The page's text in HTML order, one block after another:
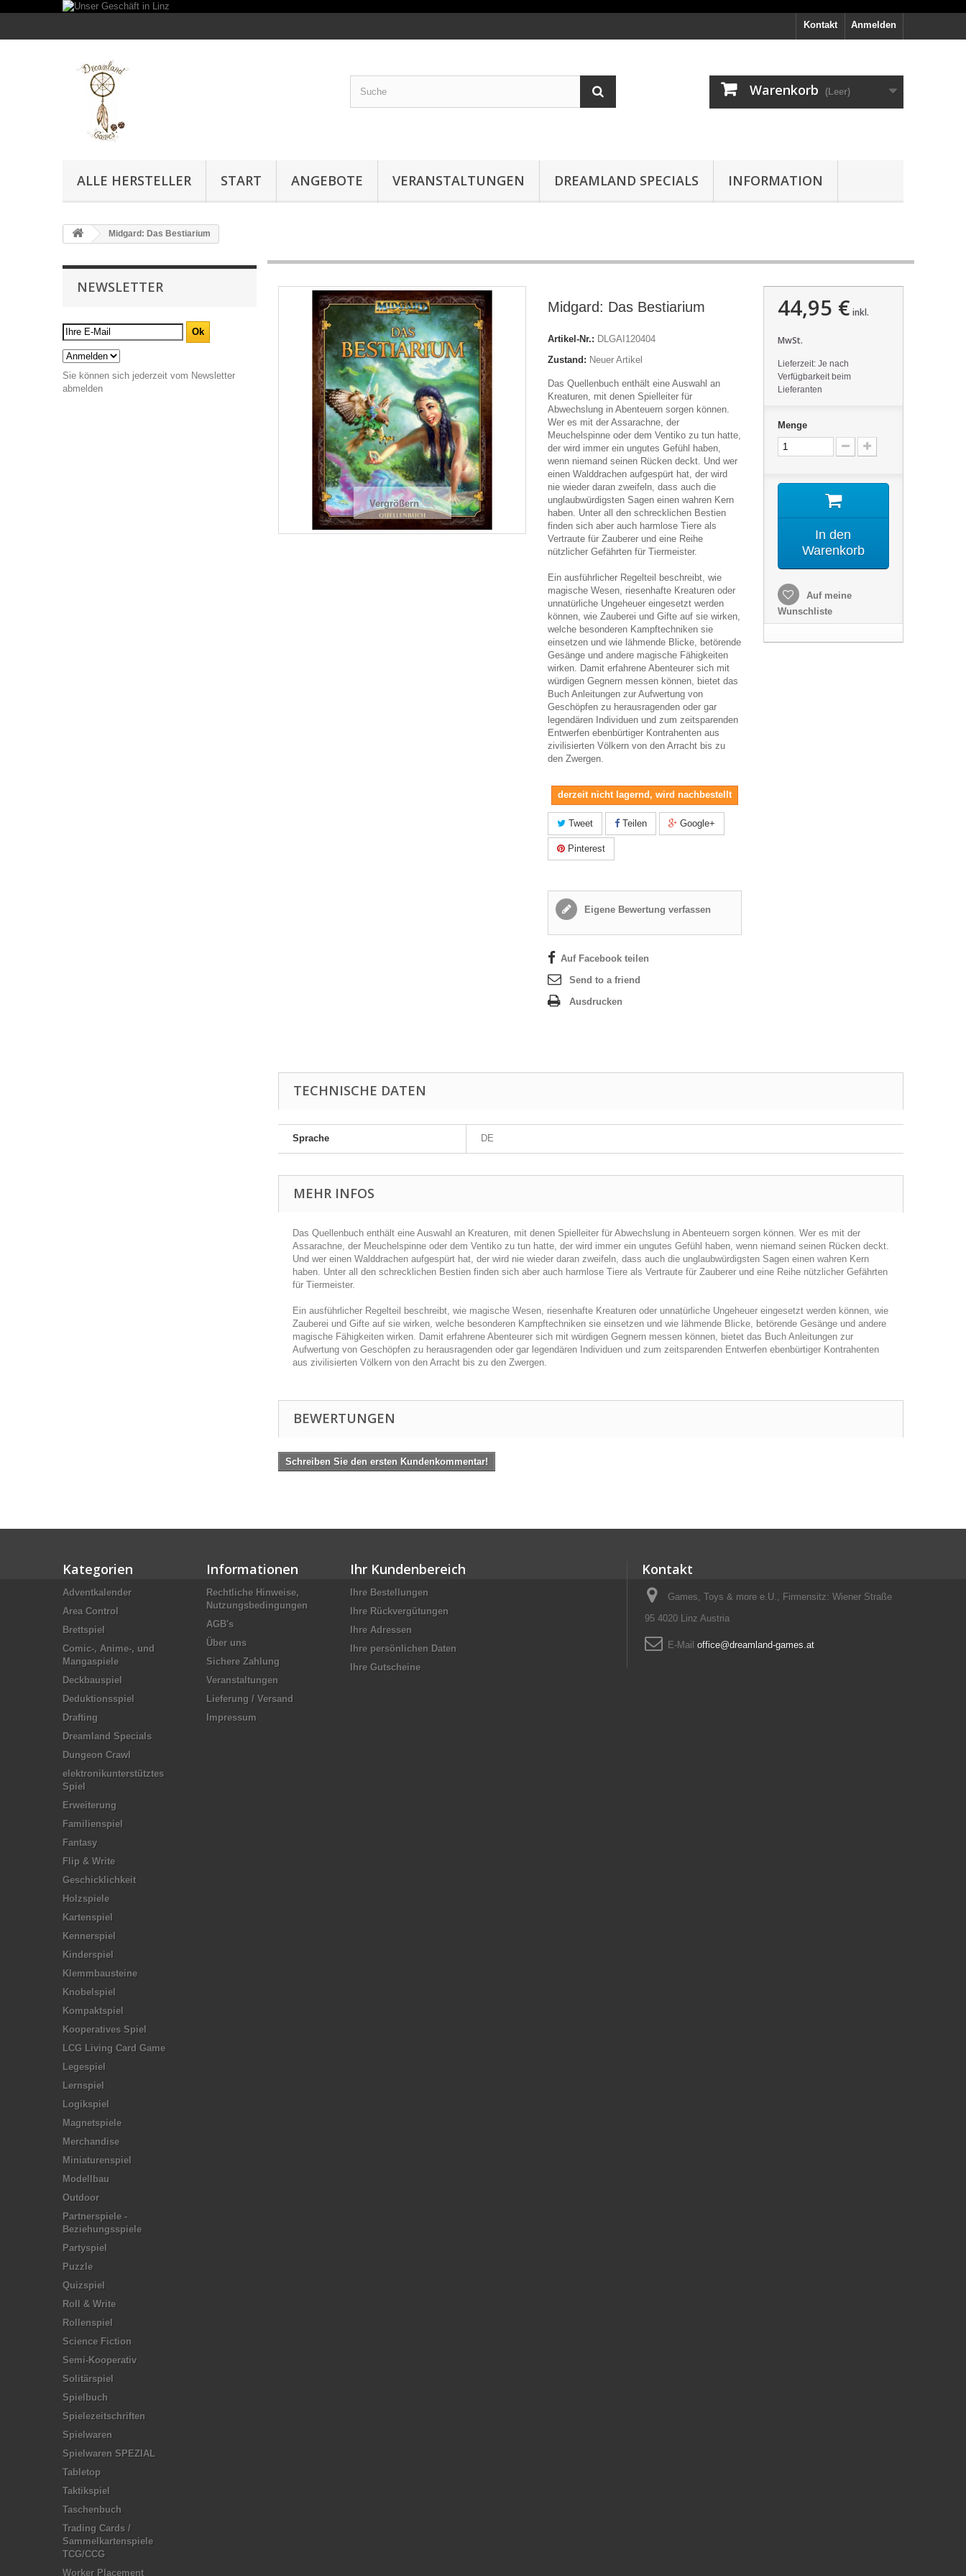
Anmelden
Kontakt
Warenkorb (Leer)
ALLE HERSTELLER START ANGEBOTE VERANSTALTUNGEN DREAMLAND SPECIALS INFORMATION
Midgard: Das Bestiarium
NEWSLETTER
Sie können sich jederzeit vom Newsletter
abmelden
Vergrößern
Midgard: Das Bestiarium
Artikel-Nr.: DLGAI120404
Zustand: Neuer Artikel
Das Quellenbuch enthält eine Auswahl an
Kreaturen, mit denen Spielleiter für
Abwechslung in Abenteuern sorgen können.
Wer es mit der Assarachne, der
Meuchelspinne oder dem Ventiko zu tun hatte,
der wird immer ein ungutes Gefühl haben,
wenn niemand seinen Rücken deckt. Und wer
einen Walddrachen aufgespürt hat, der wird
nie wieder daran zweifeln, dass auch die
unglaubwürdigsten Sagen einen wahren Kern
haben. Unter all den schrecklichen Bestien
finden sich aber auch harmlose Tiere als
Vertraute für Zauberer und eine Reihe
nützlicher Gefährten für Tiermeister.
Ein ausführlicher Regelteil beschreibt, wie
magische Wesen, riesenhafte Kreaturen oder
unnatürliche Ungeheuer eingesetzt werden
können, wie Zauberei und Gifte auf sie wirken,
welche besonderen Kampftechniken sie
einsetzen und wie lähmende Blicke, betörende
Gesänge und andere magische Fähigkeiten
wirken. Damit erfahrene Abenteurer sich mit
würdigen Gegnern messen können, bietet das
Buch Anleitungen zur Aufwertung von
Geschöpfen zu herausragenden oder gar
legendären Individuen und zum zeitsparenden
Entwerfen ebenbürtiger Kontrahenten aus
zivilisierten Völkern von den Arracht bis zu
den Zwergen.
derzeit nicht lagernd, wird nachbestellt
Tweet Teilen Google+
Pinterest
Eigene Bewertung verfassen
Auf Facebook teilen
Send to a friend
Ausdrucken
44,95 € inkl.
MwSt.
Lieferzeit: Je nach
Verfügbarkeit beim
Lieferanten
Menge
In den
Warenkorb
Auf meine
Wunschliste
TECHNISCHE DATEN
Sprache DE
MEHR INFOS
Das Quellenbuch enthält eine Auswahl an Kreaturen, mit denen Spielleiter für Abwechslung in Abenteuern sorgen können. Wer es mit der
Assarachne, der Meuchelspinne oder dem Ventiko zu tun hatte, der wird immer ein ungutes Gefühl haben, wenn niemand seinen Rücken deckt.
Und wer einen Walddrachen aufgespürt hat, der wird nie wieder daran zweifeln, dass auch die unglaubwürdigsten Sagen einen wahren Kern
haben. Unter all den schrecklichen Bestien finden sich aber auch harmlose Tiere als Vertraute für Zauberer und eine Reihe nützlicher Gefährten
für Tiermeister.
Ein ausführlicher Regelteil beschreibt, wie magische Wesen, riesenhafte Kreaturen oder unnatürliche Ungeheuer eingesetzt werden können, wie
Zauberei und Gifte auf sie wirken, welche besonderen Kampftechniken sie einsetzen und wie lähmende Blicke, betörende Gesänge und andere
magische Fähigkeiten wirken. Damit erfahrene Abenteurer sich mit würdigen Gegnern messen können, bietet das Buch Anleitungen zur
Aufwertung von Geschöpfen zu herausragenden oder gar legendären Individuen und zum zeitsparenden Entwerfen ebenbürtiger Kontrahenten
aus zivilisierten Völkern von den Arracht bis zu den Zwergen.
BEWERTUNGEN
Schreiben Sie den ersten Kundenkommentar!
Kategorien
Adventkalender
Area Control
Brettspiel
Comic-, Anime-, und
Mangaspiele
Deckbauspiel
Deduktionsspiel
Drafting
Dreamland Specials
Dungeon Crawl
elektronikunterstütztes
Spiel
Erweiterung
Familienspiel
Fantasy
Flip & Write
Geschicklichkeit
Holzspiele
Kartenspiel
Kennerspiel
Kinderspiel
Klemmbausteine
Knobelspiel
Kompaktspiel
Kooperatives Spiel
LCG Living Card Game
Legespiel
Lernspiel
Logikspiel
Magnetspiele
Merchandise
Miniaturenspiel
Modellbau
Outdoor
Partnerspiele -
Beziehungsspiele
Partyspiel
Puzzle
Quizspiel
Roll & Write
Rollenspiel
Science Fiction
Semi-Kooperativ
Solitärspiel
Spielbuch
Spielezeitschriften
Spielwaren
Spielwaren SPEZIAL
Tabletop
Taktikspiel
Taschenbuch
Trading Cards /
Sammelkartenspiele
TCG/CCG
Worker Placement
Informationen
Rechtliche Hinweise,
Nutzungsbedingungen
AGB's
Über uns
Sichere Zahlung
Veranstaltungen
Lieferung / Versand
Impressum
Ihr Kundenbereich
Ihre Bestellungen
Ihre Rückvergütungen
Ihre Adressen
Ihre persönlichen Daten
Ihre Gutscheine
Kontakt
Games, Toys & more e.U., Firmensitz: Wiener Straße
95 4020 Linz Austria
E-Mail office@dreamland-games.at